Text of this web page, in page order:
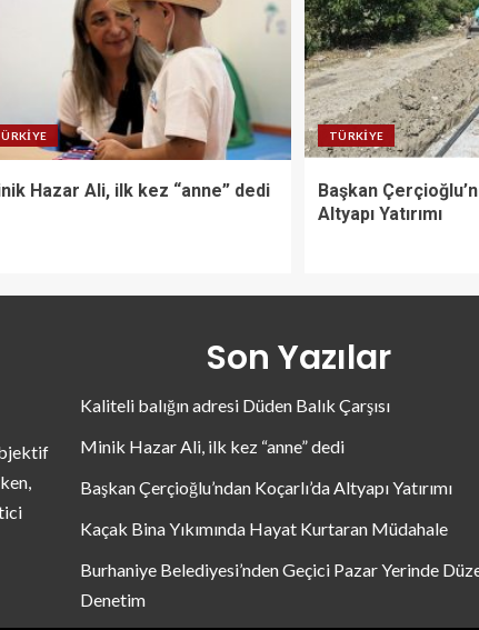
Hazar Ali, ilk kez “anne” dedi
TÜRKIYE
Başkan
Altyapı Yatırımı
Son Yazılar
Kaliteli balığın adresi Düden Balık Çarşısı
Minik Hazar Ali, ilk kez “anne” dedi
Başkan Çerçioğlu’ndan Koçarlı’da Altyapı Yatırımı
Kaçak Bina Yıkımında Hayat Kurtaran Müdahale
Burhaniye Belediyesi’nden Geçici Pazar Yerinde
Denetim